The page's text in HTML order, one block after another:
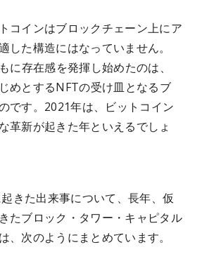
コインはブロックチェーン上にア
した構造にはなっていません。
に存在感を発揮し始めたのは、
めとするNFTの受け皿となるブ
です。2021年は、ビットコイン
革新が起きた年といえるでしょ
きた出来事について、長年、仮
たブロック・タワー・キャピタル
、次のようにまとめています。